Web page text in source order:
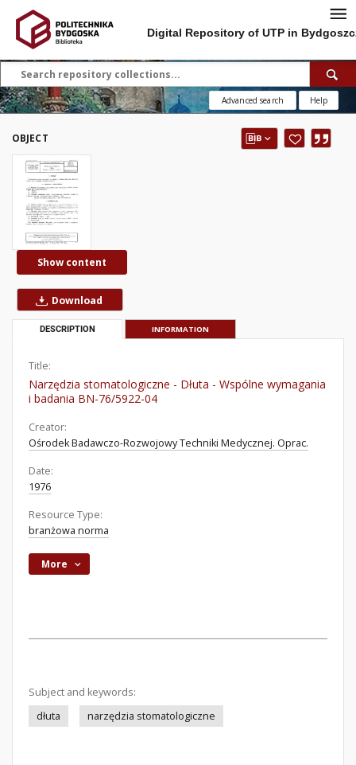
Digital Repository of UTP in
Advanced search Help
OBJECT
Show content
Download
DESCRIPTION INFORMATION
Title:
Narzędzia stomatologiczne - Dłuta - Wspólne wymagania
i badania BN-76/5922-04
Creator:
Ośrodek Badawczo-Rozwojowy Techniki Medycznej. Oprac.
Date:
1976
Resource Type:
branżowa norma
More
Subject and keywords:
dłuta
narzędzia stomatologiczne